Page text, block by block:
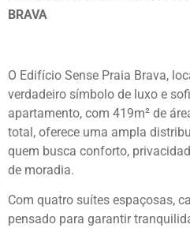
BRAVA
O Edifício Sense Praia Brava,
verdadeiro símbolo de luxo e
apartamento, com 419m² de
total, oferece uma ampla
quem busca conforto,
de moradia.
Com quatro suítes espaçosas,
pensado para garantir